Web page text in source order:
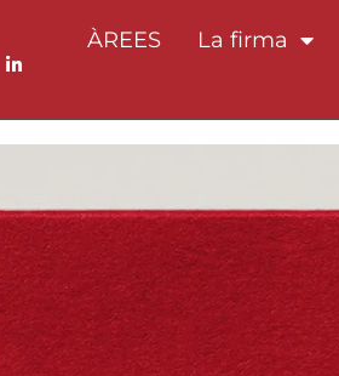
ÀREES La firma